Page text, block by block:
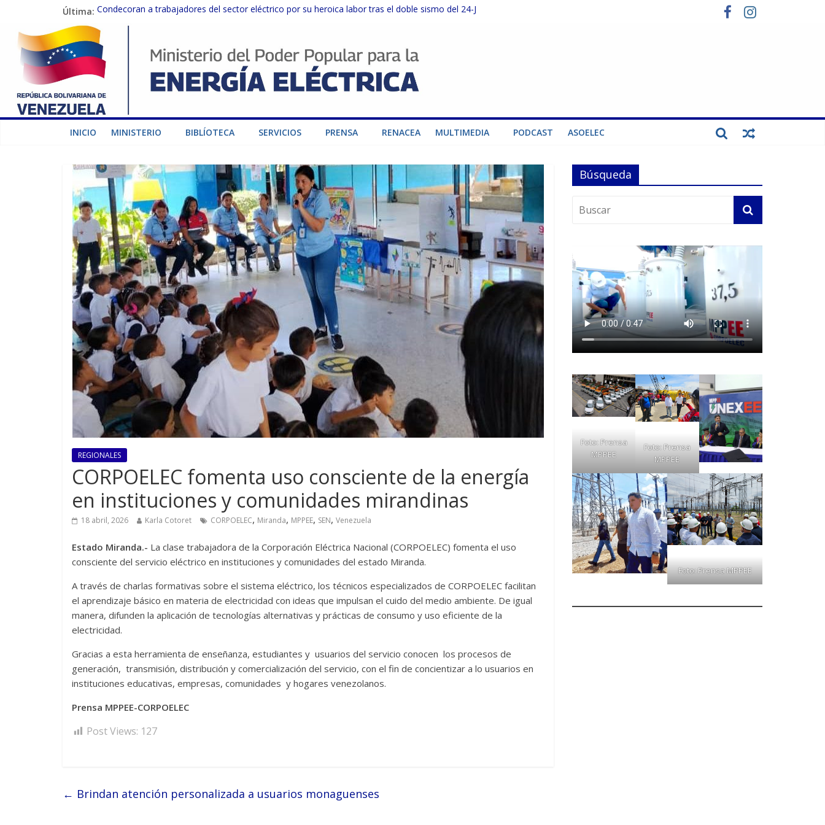
Última: Condecoran a trabajadores del sector eléctrico por su heroica labor tras el doble sismo del 24-J
Gobierno Nacional coordina acciones con el sector privado para fortalecer el SEN ante el «Súper Niño»
Inspeccionan trabajos de rehabilitación en instalaciones del SEN en Carabobo
Gobierno Nacional activa plan preventivo para fortalecer el SEN ante el fenómeno de El Niño
Termocarabobo recupera el 50% de su capacidad de generación para fortalecer el SEN
INICIO MINISTERIO BIBLÍOTECA SERVICIOS PRENSA RENACEA MULTIMEDIA PODCAST ASOELEC
REGIONALES
CORPOELEC fomenta uso consciente de la energía
en instituciones y comunidades mirandinas
18 abril, 2026 Karla Cotoret CORPOELEC, Miranda, MPPEE, SEN, Venezuela
Estado Miranda.- La clase trabajadora de la Corporación Eléctrica Nacional (CORPOELEC) fomenta el uso
consciente del servicio eléctrico en instituciones y comunidades del estado Miranda.
A través de charlas formativas sobre el sistema eléctrico, los técnicos especializados de CORPOELEC facilitan
el aprendizaje básico en materia de electricidad con ideas que impulsan el cuido del medio ambiente. De igual
manera, difunden la aplicación de tecnologías alternativas y prácticas de consumo y uso eficiente de la
electricidad.
Gracias a esta herramienta de enseñanza, estudiantes y usuarios del servicio conocen los procesos de
generación, transmisión, distribución y comercialización del servicio, con el fin de concientizar a lo usuarios en
instituciones educativas, empresas, comunidades y hogares venezolanos.
Prensa MPPEE-CORPOELEC
Post Views: 127
← Brindan atención personalizada a usuarios monaguenses
Búsqueda
Foto: Prensa
MPPEE
Foto: Prensa
MPPEE
Foto: Prensa MPPEE